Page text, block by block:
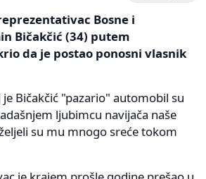
Bosne i
Bičakčić (34) putem
da je postao ponosni vlasnik
Bičakčić "pazario" automobil su
ljubimcu navijača naše
su mu mnogo sreće tokom